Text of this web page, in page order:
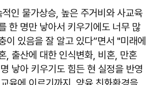
인 물가상승, 높은 주거비와 사교육
한 명만 낳아서 키우기에도 너무 많
이 있음을 잘 알고 있다”면서 "미래에
, 출산에 대한 인식변화, 비혼, 만혼
낳아 키우기도 힘든 현 실정을 반영